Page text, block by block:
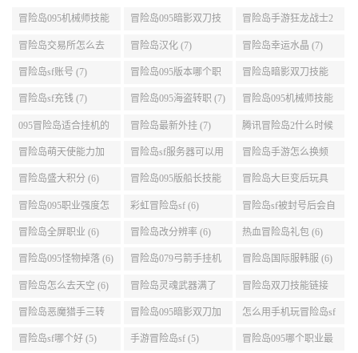
冒险岛095机械师技能
展示 (9)
冒险岛095暗影双刀技
能加点 (9)
冒险岛手游狂龙战士2
转 (9)
冒险岛交易所怎么去
(8)
冒险岛汉化 (7) 冒险岛幸运水晶 (7)
冒险岛sf账号 (7) 冒险岛095版本哪个职
业段数高些 (7)
冒险岛暗影双刀技能
加点095版本 (7)
冒险岛sf充钱 (7) 冒险岛095海盗转职 (7) 冒险岛095机械师技能
演示 (7)
095冒险岛适合挂机的
地图 (7)
冒险岛最新外挂 (7) 腾讯冒险岛2什么时候
公测 (7)
冒险岛萌天使能力加
点 (6)
冒险岛sf服务器可以用
自己电脑 (6)
冒险岛手游怎么换频
道 (6)
冒险岛盛大积分 (6) 冒险岛095版船长技能
介绍 (6)
冒险岛大巨变后玩具
城组队任务 (6)
冒险岛095职业强度怎
么选 (6)
彩虹冒险岛sf (6) 冒险岛sf被封号后会自
动关闭电脑 (6)
冒险岛全屏职业 (6) 冒险岛改分辨率 (6) 热血冒险岛礼包 (6)
冒险岛095怪物掉落 (6) 冒险岛079弓箭手挂机
升级的地方 (6)
冒险岛国际服韩服 (6)
冒险岛怎么去天空 (6) 冒险岛灵魂武器满了
(6)
冒险岛双刀技能链接
(5)
冒险岛恶魔猎手三转
技能加点顺序 (5)
冒险岛095暗影双刀加
点 (5)
怎么用手机玩冒险岛sf
(5)
冒险岛sf哪个好 (5) 手游冒险岛sf (5) 冒险岛095哪个职业最